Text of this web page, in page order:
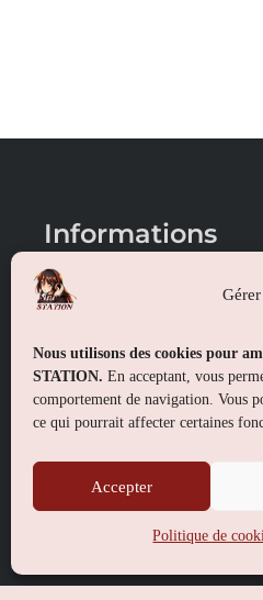
Nous utilisons des cookies pour
STATION. En acceptant, vous
comportement de navigation. Vous
ce qui pourrait affecter certaines
Accepter
Politique de
Informations
Conditions générales de vente
Politique de confidentialité
Politique de cookies (UE)